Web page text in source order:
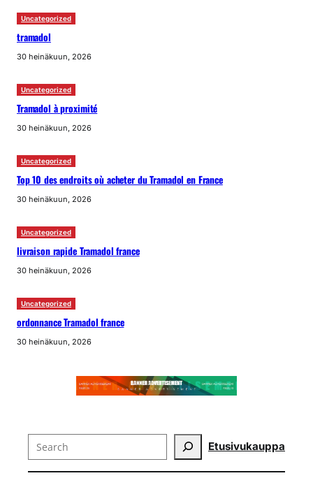
Uncategorized
tramadol
30 heinäkuun, 2026
Uncategorized
Tramadol à proximité
30 heinäkuun, 2026
Uncategorized
Top 10 des endroits où acheter du Tramadol en France
30 heinäkuun, 2026
Uncategorized
livraison rapide Tramadol france
30 heinäkuun, 2026
Uncategorized
ordonnance Tramadol france
30 heinäkuun, 2026
Search Etusivukauppa